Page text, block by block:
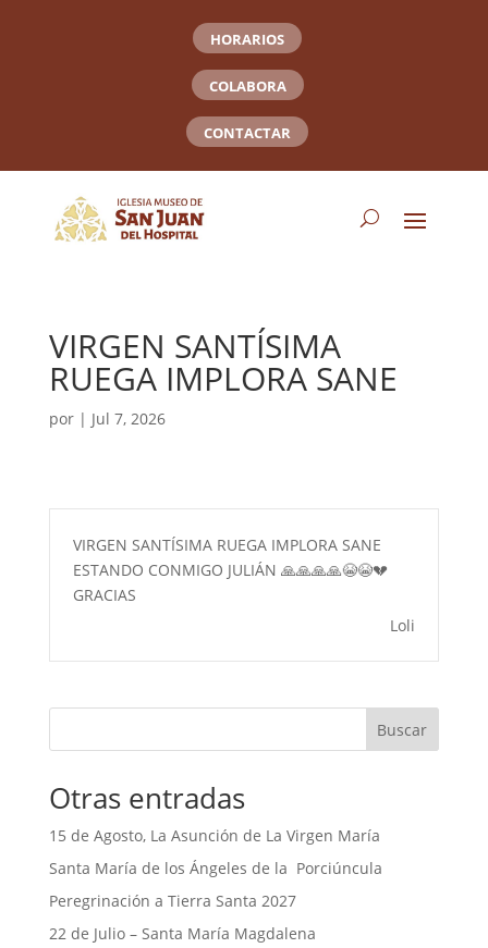
HORARIOS
COLABORA
CONTACTAR
VIRGEN SANTÍSIMA
RUEGA IMPLORA SANE
por | Jul 7, 2026
VIRGEN SANTÍSIMA RUEGA IMPLORA SANE
ESTANDO CONMIGO JULIÁN 🙏🙏🙏🙏😭😭💔
GRACIAS
Loli
Buscar
Otras entradas
15 de Agosto, La Asunción de La Virgen María
Santa María de los Ángeles de la Porciúncula
Peregrinación a Tierra Santa 2027
22 de Julio – Santa María Magdalena